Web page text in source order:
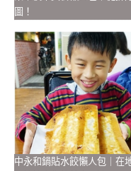
圖！
中永和鍋貼水餃懶人包｜在